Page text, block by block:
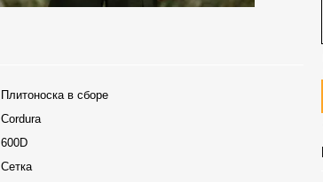
Плитоноска в сборе
Cordura
600D
Сетка